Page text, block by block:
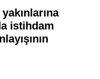
istihdam